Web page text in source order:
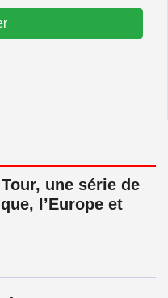
une série de
l’Europe et